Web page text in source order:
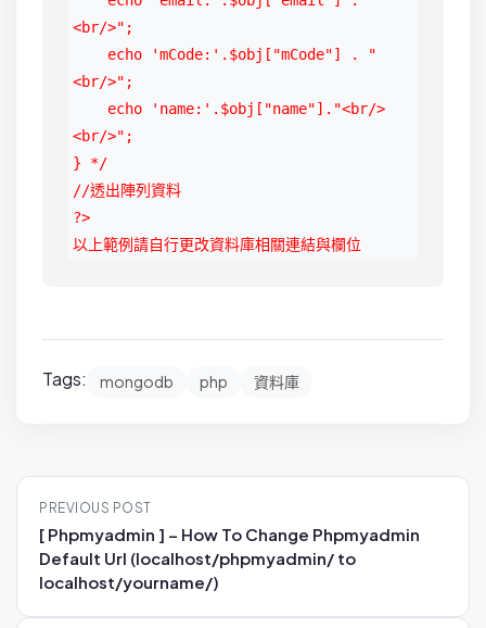
<br/>";
<br/>";
<br/>";
} */
//透出陣列資料
?>
以上範例請自行更改資料庫相關連結與欄位
Tags: mongodb php 資料庫
P
n
PREVIOUS POST
[ Phpmyadmin ] – How To Change Phpmyadmin
Default Url (localhost/phpmyadmin/ to
localhost/yourname/)